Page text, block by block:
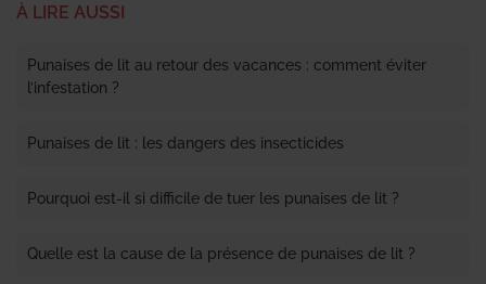
À LIRE AUSSI
Punaises de lit au retour des vacances : comment éviter
l’infestation ?
Punaises de lit : les dangers des insecticides
Pourquoi est-il si difficile de tuer les punaises de lit ?
Quelle est la cause de la présence de punaises de lit ?